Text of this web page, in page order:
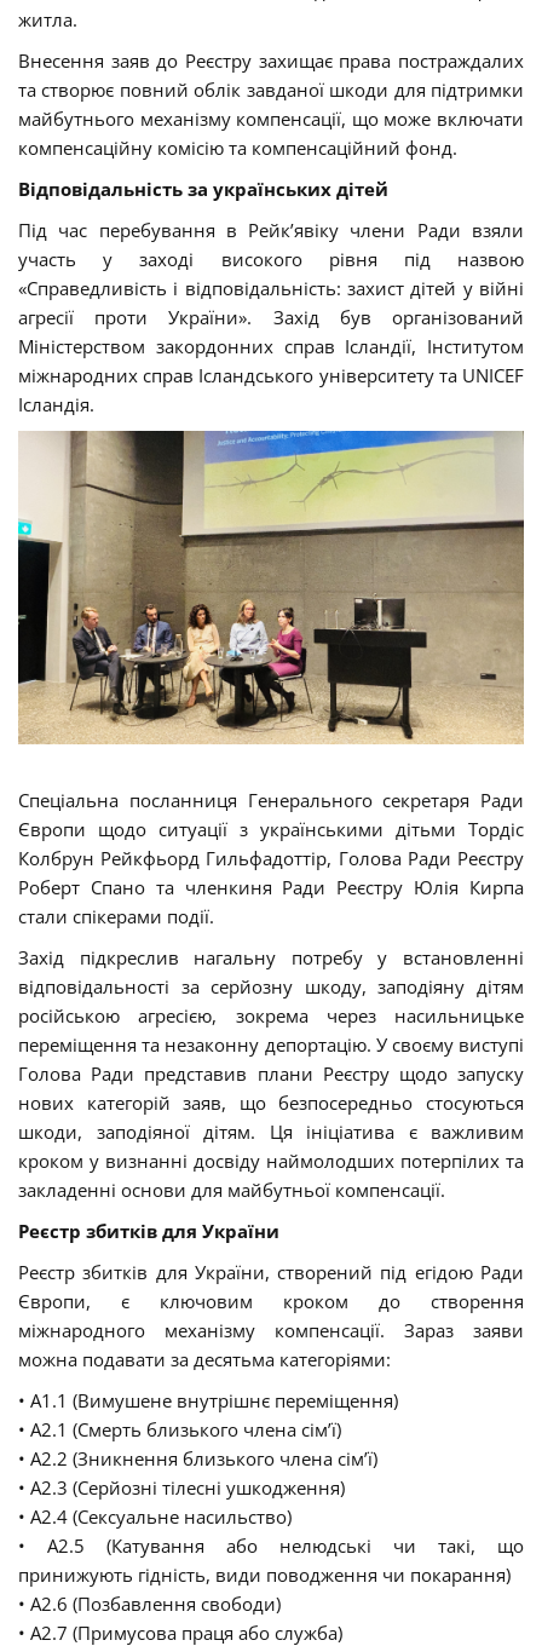
житла.
Внесення заяв до Реєстру захищає права постраждалих
та створює повний облік завданої шкоди для підтримки
майбутнього механізму компенсації, що може включати
компенсаційну комісію та компенсаційний фонд.
Відповідальність за українських дітей
Під час перебування в Рейк’явіку члени Ради взяли
участь у заході високого рівня під назвою
«Справедливість і відповідальність: захист дітей у війні
агресії проти України». Захід був організований
Міністерством закордонних справ Ісландії, Інститутом
міжнародних справ Ісландського університету та UNICEF
Ісландія.
Спеціальна посланниця Генерального секретаря Ради
Європи щодо ситуації з українськими дітьми Тордіс
Колбрун Рейкфьорд Гильфадоттір, Голова Ради Реєстру
Роберт Спано та членкиня Ради Реєстру Юлія Кирпа
стали спікерами події.
Захід підкреслив нагальну потребу у встановленні
відповідальності за серйозну шкоду, заподіяну дітям
російською агресією, зокрема через насильницьке
переміщення та незаконну депортацію. У своєму виступі
Голова Ради представив плани Реєстру щодо запуску
нових категорій заяв, що безпосередньо стосуються
шкоди, заподіяної дітям. Ця ініціатива є важливим
кроком у визнанні досвіду наймолодших потерпілих та
закладенні основи для майбутньої компенсації.
Реєстр збитків для України
Реєстр збитків для України, створений під егідою Ради
Європи, є ключовим кроком до створення
міжнародного механізму компенсації. Зараз заяви
можна подавати за десятьма категоріями:
• A1.1 (Вимушене внутрішнє переміщення)
• A2.1 (Смерть близького члена сім’ї)
• A2.2 (Зникнення близького члена сім’ї)
• A2.3 (Серйозні тілесні ушкодження)
• A2.4 (Сексуальне насильство)
• A2.5 (Катування або нелюдські чи такі, що
принижують гідність, види поводження чи покарання)
• A2.6 (Позбавлення свободи)
• A2.7 (Примусова праця або служба)